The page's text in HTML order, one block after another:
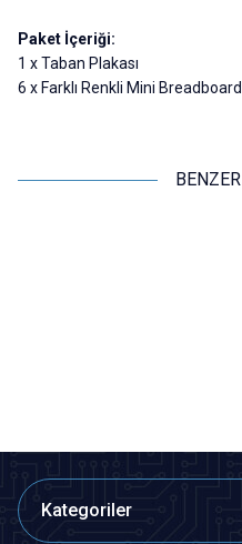
Paket İçeriği:
1 x Taban Plakası
6 x Farklı Renkli Mini Breadboard
BENZER
Kategoriler